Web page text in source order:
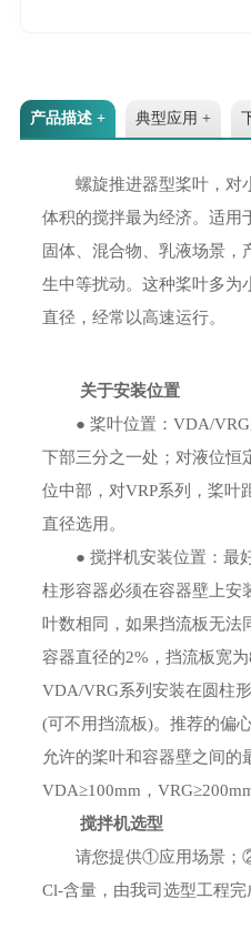
产品描述 + 典型应用 +
螺旋推进器型桨叶，对
体积的搅拌最为经济。适用
固体、混合物、乳液场景，
生中等扰动。这种桨叶多为
直径，经常以高速运行。
关于安装位置
● 桨叶位置：VDA/
下部三分之一处；对液位恒
位中部，对VRP系列，桨叶
直径选用。
● 搅拌机安装位置：最
柱形容器必须在容器壁上安
叶数相同，如果挡流板无法
容器直径的2%，挡流板宽
VDA/VRG系列安装在圆柱
(可不用挡流板)。推荐的偏
允许的桨叶和容器壁之间的
VDA≥100mm，VRG≥200mm
搅拌机选型
请您提供①应用场景；
Cl-含量，由我司选型工程完